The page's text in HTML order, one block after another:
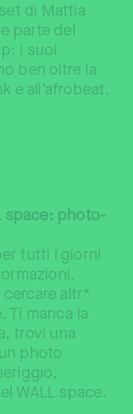
di Mattia
parte del
i suoi
ben oltre la
e all’afrobeat.
space: photo-
tutti i giorni
altr*
Ti manca la
trovi una
photo
WALL space.